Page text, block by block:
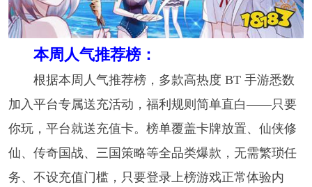
本周人气推荐榜：
根据本周人气推荐榜，多款高热度 BT 手游悉数
加入平台专属送充活动，福利规则简单直白——只要
你玩，平台就送充值卡。榜单覆盖卡牌放置、仙侠修
仙、传奇国战、三国策略等全品类爆款，无需繁琐任
务、不设充值门槛，只要登录上榜游戏正常体验内